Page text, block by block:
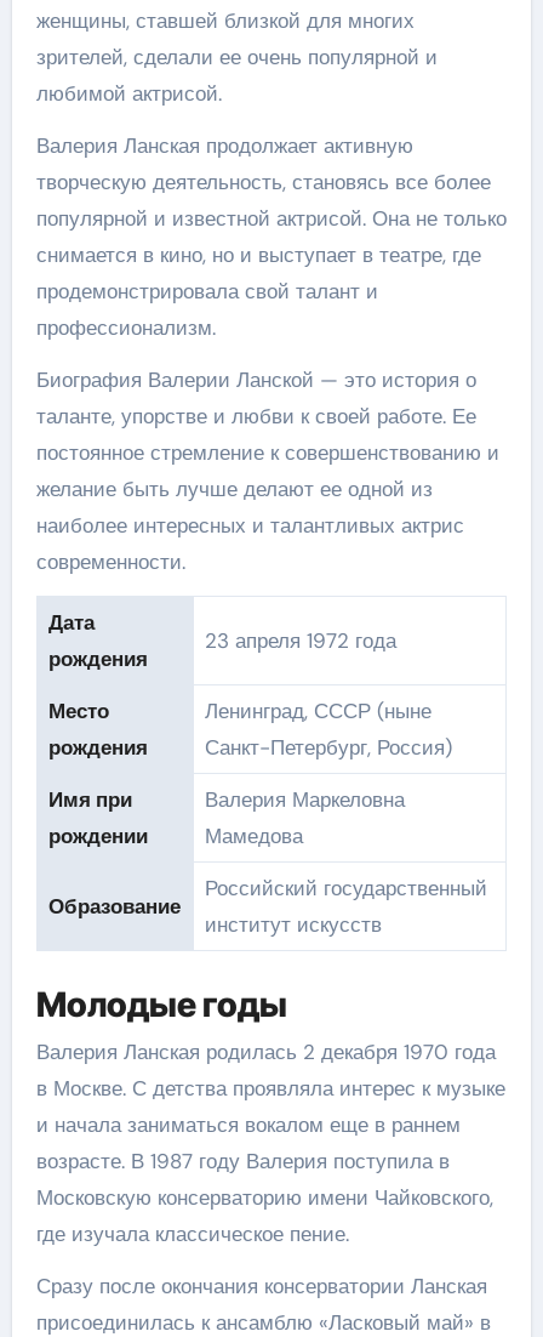
женщины, ставшей близкой для многих
зрителей, сделали ее очень популярной и
любимой актрисой.
Валерия Ланская продолжает активную
творческую деятельность, становясь все более
популярной и известной актрисой. Она не только
снимается в кино, но и выступает в театре, где
продемонстрировала свой талант и
профессионализм.
Биография Валерии Ланской — это история о
таланте, упорстве и любви к своей работе. Ее
постоянное стремление к совершенствованию и
желание быть лучше делают ее одной из
наиболее интересных и талантливых актрис
современности.
Дата
рождения
23 апреля 1972 года
Место
рождения
Ленинград, СССР (ныне
Санкт-Петербург, Россия)
Имя при
рождении
Валерия Маркеловна
Мамедова
Образование
Российский государственный
институт искусств
Молодые годы
Валерия Ланская родилась 2 декабря 1970 года
в Москве. С детства проявляла интерес к музыке
и начала заниматься вокалом еще в раннем
возрасте. В 1987 году Валерия поступила в
Московскую консерваторию имени Чайковского,
где изучала классическое пение.
Сразу после окончания консерватории Ланская
присоединилась к ансамблю «Ласковый май» в